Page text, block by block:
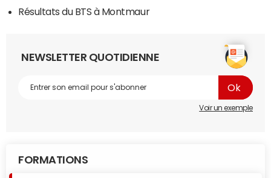
Résultats du BTS à Montmaur
NEWSLETTER QUOTIDIENNE
Voir un exemple
FORMATIONS